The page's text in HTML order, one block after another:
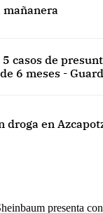
mañanera
casos de
6 meses -
droga en
presenta